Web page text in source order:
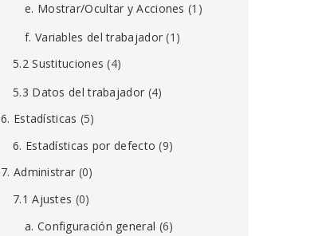
e. Mostrar/Ocultar y Acciones (1)
f. Variables del trabajador (1)
5.2 Sustituciones (4)
5.3 Datos del trabajador (4)
6. Estadísticas (5)
6. Estadísticas por defecto (9)
7. Administrar (0)
7.1 Ajustes (0)
a. Configuración general (6)